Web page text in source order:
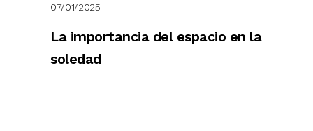
07/01/2025
La importancia del espacio en la
soledad